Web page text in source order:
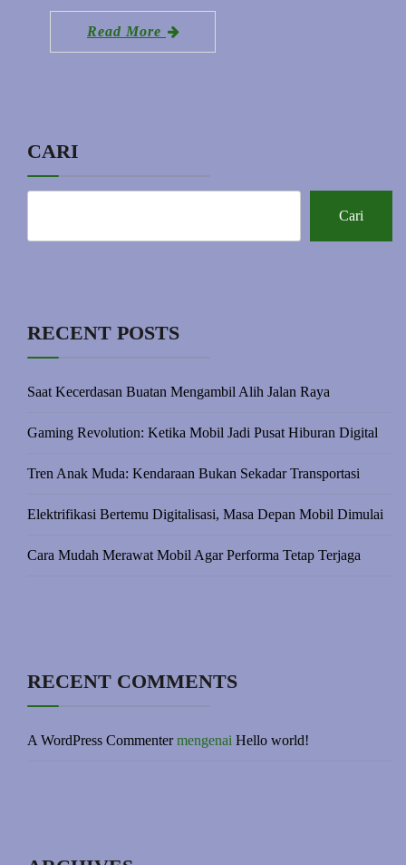
Read More
CARI
Cari
RECENT POSTS
Saat Kecerdasan Buatan Mengambil Alih Jalan Raya
Gaming Revolution: Ketika Mobil Jadi Pusat Hiburan Digital
Tren Anak Muda: Kendaraan Bukan Sekadar Transportasi
Elektrifikasi Bertemu Digitalisasi, Masa Depan Mobil Dimulai
Cara Mudah Merawat Mobil Agar Performa Tetap Terjaga
RECENT COMMENTS
A WordPress Commentermengenai Hello world!